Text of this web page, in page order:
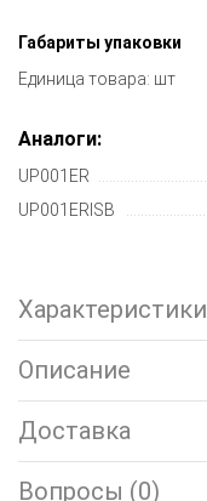
Габариты упаковки
Единица товара: шт
Аналоги:
UP001ER
UP001ERISB
Характеристики
Описание
Доставка
Вопросы (0)